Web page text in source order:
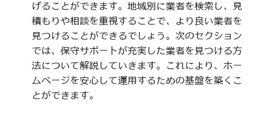
げることができます。地域別に業者を検索し、見
積もりや相談を重視することで、より良い業者を
見つけることができるでしょう。次のセクション
では、保守サポートが充実した業者を見つける方
法について解説していきます。これにより、ホー
ムページを安心して運用するための基盤を築くこ
とができます。